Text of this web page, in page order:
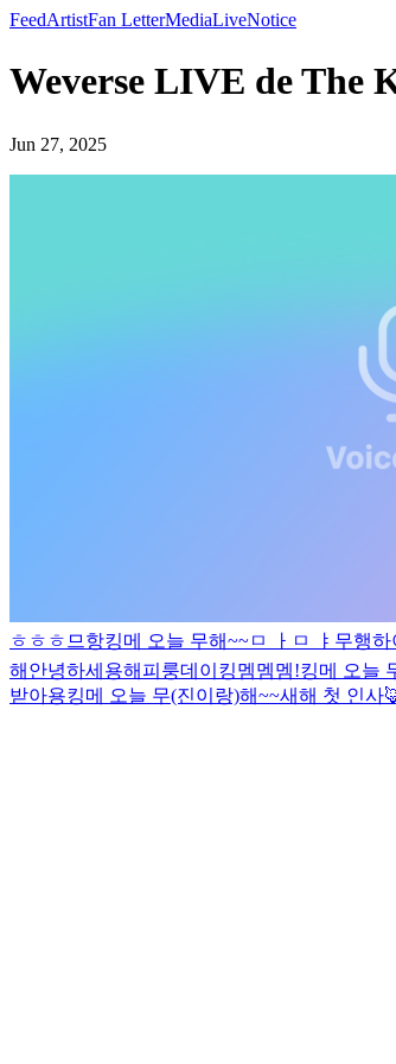
FeedArtistFan LetterMediaLiveNotice
Weverse LIVE de The
Jun 27, 2025
ㅎㅎㅎ 므항킹메 오늘 무해~~ㅁ ㅏ ㅁ ㅑ 무행하
해 안녕하세용해피룽데이 킹멤멤멤!킹메 오늘
받아용킹메 오늘 무(진이랑)해~~새해 첫 인사